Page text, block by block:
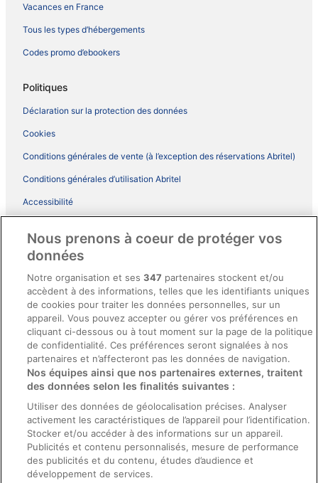
Vacances en France
Tous les types d’hébergements
Codes promo d’ebookers
Politiques
Déclaration sur la protection des données
Cookies
Conditions générales de vente (à l’exception des réservations Abritel)
Conditions générales d’utilisation Abritel
Accessibilité
Conditions générales du programme BONUS+ d’ebookers
Directives de contenu et signalement de contenus
Aide
Soutien
Annuler votre réservation d’hôtel ou de propriété de vacances
Échéances de remboursement
Utiliser un coupon ebookers
Nous prenons à coeur de protéger vos
données
Notre organisation et ses347 partenaires stockent et/ou
accèdent à des informations, telles que les identifiants uniques
de cookies pour traiter les données personnelles, sur un
appareil. Vous pouvez accepter ou gérer vos préférences en
cliquant ci-dessous ou à tout moment sur la page de la politique
de confidentialité. Ces préférences seront signalées à nos
partenaires et n’affecteront pas les données de navigation.
Nos équipes ainsi que nos partenaires externes, traitent
des données selon les finalités suivantes :
Utiliser des données de géolocalisation précises. Analyser
activement les caractéristiques de l’appareil pour l’identification.
Stocker et/ou accéder à des informations sur un appareil.
Publicités et contenu personnalisés, mesure de performance
des publicités et du contenu, études d’audience et
développement de services.